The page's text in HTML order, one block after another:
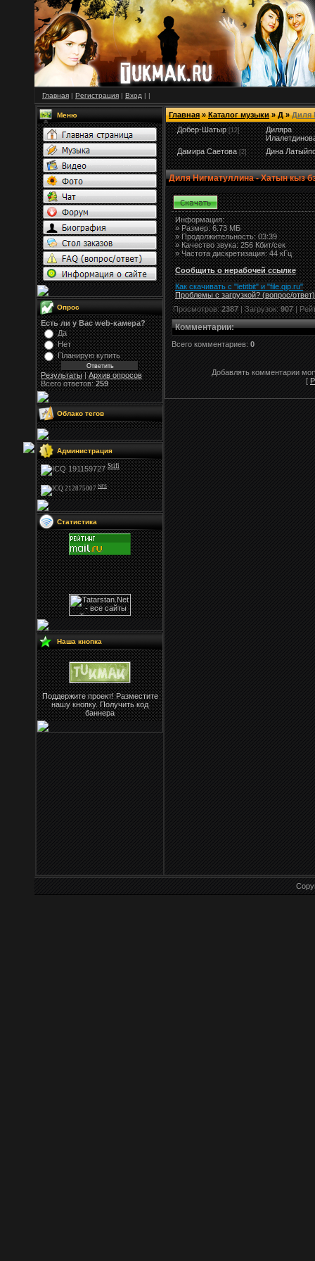
Главная | Регистрация | Вход | |
Меню
Опрос
Есть ли у Вас web-камера?
Да
Нет
Планирую купить
Результаты|Архив опросов
Всего ответов:259
Облако тегов
Администрация
Stifi
NFS
Статистика
Наша кнопка
Поддержите проект! Разместите
нашу кнопку. Получить код
баннера
Главная»Каталог музыки»Д» Диля
Добер-Шатыр [12]
Диляра
Дамира Саетова [2] Дина
Диля Нигматуллина - Хатын кыз
Информация:
»Размер:6.73 МБ
» Продолжительность: 03:39
» Качество звука: 256 Кбит/сек
» Частота дискретизация: 44 кГц
Сообщить о нерабочей ссылке
Как скачивать с "letitbit" и "file.qip.ru"
Проблемы с загрузкой? (вопрос/ответ)
Просмотров:2387| Загрузок:907|
Комментарии:
Всего комментариев: 0
Добавлять комментарии
[